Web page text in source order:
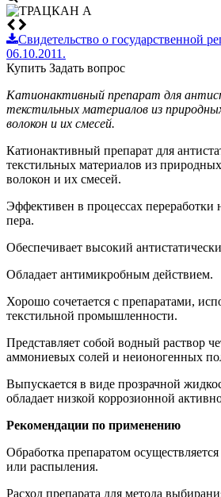
Свидетельство о государственной
06.10.2011.
Купить Задать вопрос
Катионактивный препарат для
текстильных материалов из
волокон и их смесей.
Катионактивный препарат для
текстильных материалов из
волокон и их смесей.
Эффективен в процессах переработки
пера.
Обеспечивает высокий
Обладает антимикробным действием.
Хорошо сочетается с препаратами,
текстильной промышленности.
Представляет собой водный раствор
аммониевых солей и неионогенных
Выпускается в виде прозрачной
обладает низкой коррозионной
Рекомендации по применению
Обработка препаратом
или распыления.
Расход препарата для метода